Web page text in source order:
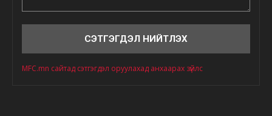
MFC.mn сайтад сэтгэгдэл оруулахад анхаарах зүйлс